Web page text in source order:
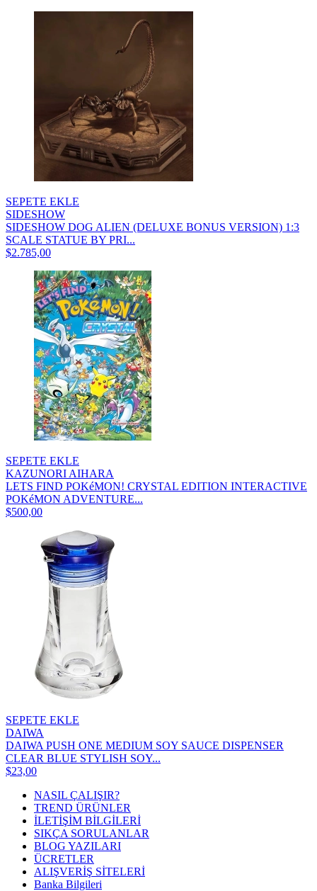
SEPETE EKLE
SIDESHOW
SIDESHOW DOG ALIEN (DELUXE BONUS VERSION) 1:3
SCALE STATUE BY PRI...
$2.785,00
SEPETE EKLE
KAZUNORI AIHARA
LETS FIND POKéMON! CRYSTAL EDITION INTERACTIVE
POKéMON ADVENTURE...
$500,00
SEPETE EKLE
DAIWA
DAIWA PUSH ONE MEDIUM SOY SAUCE DISPENSER
CLEAR BLUE STYLISH SOY...
$23,00
NASIL ÇALIŞIR?
TREND ÜRÜNLER
İLETİŞİM BİLGİLERİ
SIKÇA SORULANLAR
BLOG YAZILARI
ÜCRETLER
ALIŞVERİŞ SİTELERİ
Banka Bilgileri